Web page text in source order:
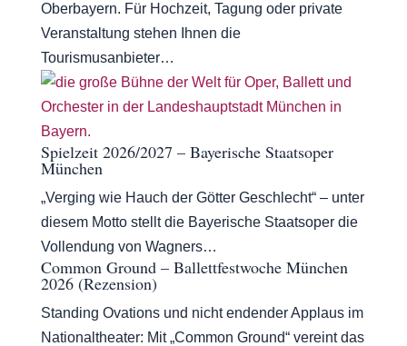
Oberbayern. Für Hochzeit, Tagung oder private
Veranstaltung stehen Ihnen die
Tourismusanbieter…
Spielzeit 2026/2027 – Bayerische Staatsoper
München
„Verging wie Hauch der Götter Geschlecht“ – unter
diesem Motto stellt die Bayerische Staatsoper die
Vollendung von Wagners…
Common Ground – Ballettfestwoche München
2026 (Rezension)
Standing Ovations und nicht endender Applaus im
Nationaltheater: Mit „Common Ground“ vereint das